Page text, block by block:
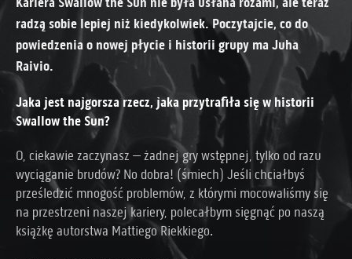
radzą sobie lepiej niż kiedykolwiek. Poczytajcie, co do
powiedzenia o nowej płycie i historii grupy ma Juha
Raivio.
Jaka jest najgorsza rzecz, jaka przytrafiła się w historii
Swallow the Sun?
O, ciekawie zaczynasz – żadnej gry wstępnej, tylko od razu
wyciąganie brudów? No dobra! (śmiech) Jeśli chciałbyś
prześledzić mnogość problemów, z którymi mocowaliśmy się
na przestrzeni naszej kariery, polecałbym sięgnąć po naszą
książkę autorstwa Mattiego Riekkiego.